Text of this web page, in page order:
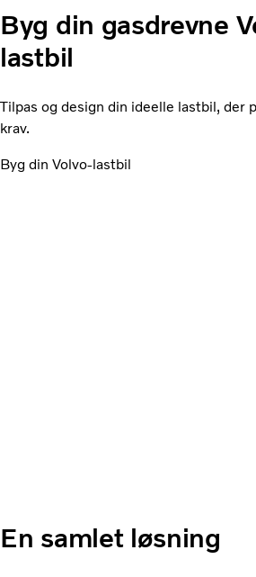
Byg din gasdrevne
lastbil
Tilpas og design din ideelle lastbil, der
krav.
Byg din Volvo-lastbil
En samlet løsning